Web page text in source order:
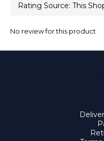
No review for this product